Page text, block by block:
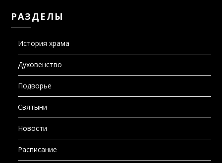
РАЗДЕЛЫ
История храма
Духовенство
Подворье
Святыни
Новости
Расписание